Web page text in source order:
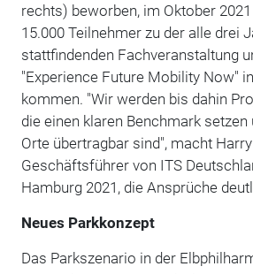
rechts) beworben, im Oktober
15.000 Teilnehmer zu der alle drei
stattfindenden Fachveranstaltung
"Experience Future Mobility Now"
kommen. "Wir werden bis dahin
die einen klaren Benchmark
Orte übertragbar sind", macht
Geschäftsführer von ITS
Hamburg 2021, die Ansprüche
Neues Parkkonzept
Das Parkszenario in der